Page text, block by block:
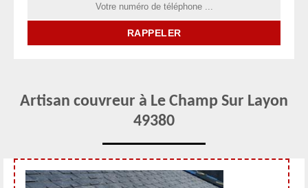
Artisan couvreur à Le Champ Sur Layon
49380